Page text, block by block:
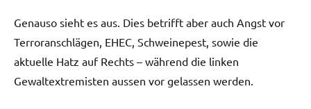
Genauso sieht es aus. Dies betrifft aber auch Angst vor
Terroranschlägen, EHEC, Schweinepest, sowie die
aktuelle Hatz auf Rechts – während die linken
Gewaltextremisten aussen vor gelassen werden.